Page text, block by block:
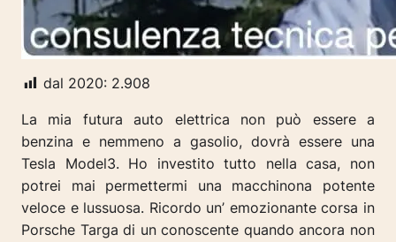
dal 2020: 2.908
La mia futura auto elettrica non può essere a
benzina e nemmeno a gasolio, dovrà essere una
Tesla Model3. Ho investito tutto nella casa, non
potrei mai permettermi una macchinona potente
veloce e lussuosa. Ricordo un’ emozionante corsa in
Porsche Targa di un conoscente quando ancora non